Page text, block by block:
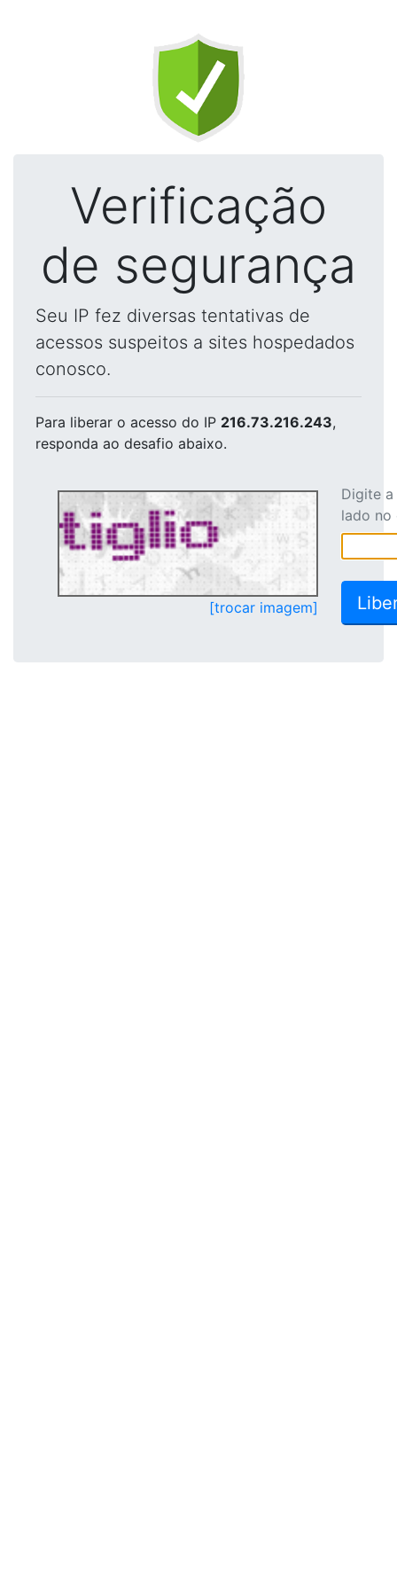
Verificação
de segurança
Seu IP fez diversas tentativas de
acessos suspeitos a sites hospedados
conosco.
Para liberar o acesso do IP 216.73.216.243,
responda ao desafio abaixo.
[trocar imagem]
Digite
lado no